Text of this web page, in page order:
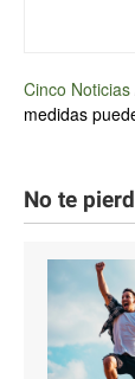
Cinco Noticias
medidas
No te